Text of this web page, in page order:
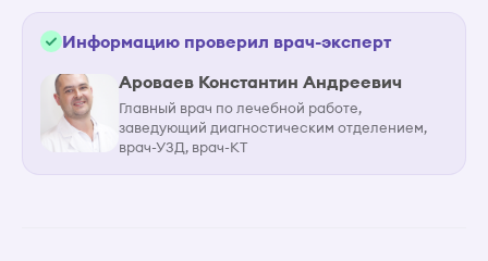
Информацию проверил врач-эксперт
Ароваев Константин Андреевич
Главный врач по лечебной работе,
заведующий диагностическим отделением,
врач-УЗД, врач-КТ